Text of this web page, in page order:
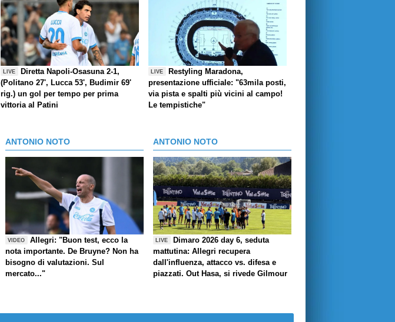
LIVE
Diretta Napoli-Osasuna 2-1,
(Politano 27', Lucca 53', Budimir 69'
rig.) un gol per tempo per prima
vittoria al Patini
LIVE
Restyling Maradona,
presentazione ufficiale: "63mila posti,
via pista e spalti più vicini al campo!
Le tempistiche"
ANTONIO NOTO
VIDEO
Allegri: "Buon test, ecco la
nota importante. De Bruyne? Non ha
bisogno di valutazioni. Sul
mercato..."
ANTONIO NOTO
LIVE
Dimaro 2026 day 6, seduta
mattutina: Allegri recupera
dall'influenza, attacco vs. difesa e
piazzati. Out Hasa, si rivede Gilmour